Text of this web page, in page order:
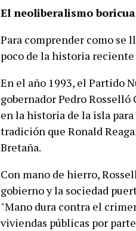
El neoliberalismo boricua
Para comprender como se
poco de la historia reciente
En el año 1993, el Partido
gobernador Pedro
en la historia de la isla
tradición que Ronald
Bretaña.
Con mano de hierro,
gobierno y la sociedad
"Mano dura contra el
viviendas públicas por